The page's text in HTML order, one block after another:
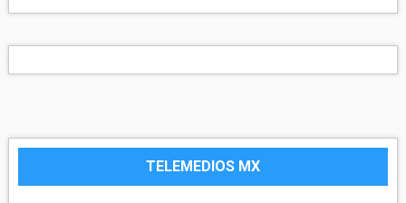
TELEMEDIOS MX